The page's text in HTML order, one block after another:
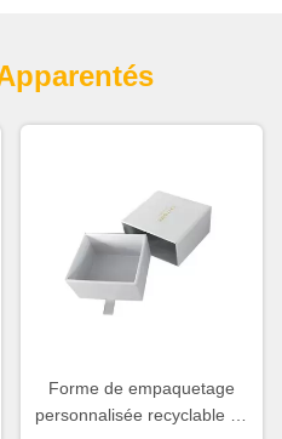
Forme de empaquetage
personnalisée recyclable de